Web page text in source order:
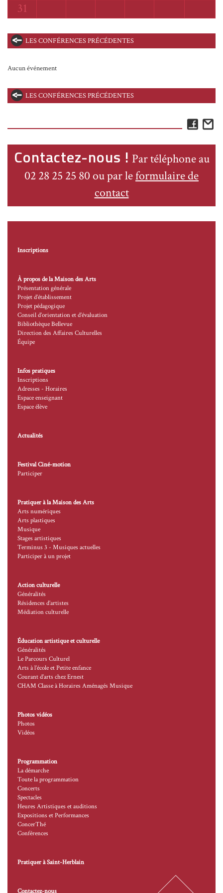
Lundi
31
LES CONFÉRENCES PRÉCÉDENTES
Aucun événement
LES CONFÉRENCES PRÉCÉDENTES
Contactez-nous ! Par téléphone au
02 28 25 25 80 ou par leformulaire de
contact
Inscriptions
À propos de la Maison des Arts
Présentation générale
Projet d’établissement
Projet pédagogique
Conseil d’orientation et d’évaluation
Bibliothèque Bellevue
Direction des Affaires Culturelles
Équipe
Infos pratiques
Inscriptions
Adresses - Horaires
Espace enseignant
Espace élève
Actualités
Festival Ciné-motion
Participer
Pratiquer à la Maison des Arts
Arts numériques
Arts plastiques
Musique
Stages artistiques
Terminus 3 - Musiques actuelles
Participer à un projet
Action culturelle
Généralités
Résidences d’artistes
Médiation culturelle
Éducation artistique et culturelle
Généralités
Le Parcours Culturel
Arts à l’école et Petite enfance
Courant d’arts chez Ernest
CHAM Classe à Horaires Aménagés Musique
Photos vidéos
Photos
Vidéos
Programmation
La démarche
Toute la programmation
Concerts
Spectacles
Heures Artistiques et auditions
Expositions et Performances
ConcerThé
Conférences
Pratiquer à Saint-Herblain
Contactez-nous